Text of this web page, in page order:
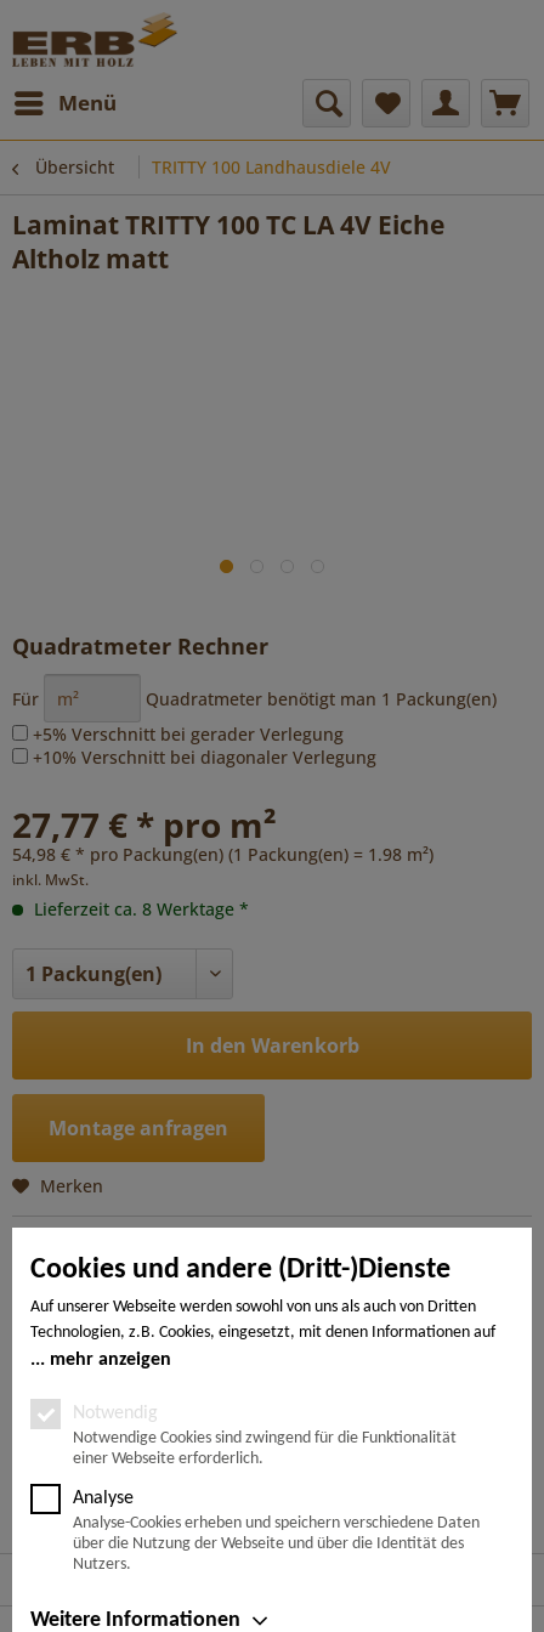
Cookies und andere (Dritt-)Dienste
Auf unserer Webseite werden sowohl von uns als auch von Dritten
Technologien, z.B. Cookies, eingesetzt, mit denen Informationen auf
Ihrem Endgerät gespeichert und/oder von Ihrem Endgerät abgerufen
Notwendige Cookies, Analyse-, Marketing- und Statistik-Cookies. Bei
den notwendigen Cookies handelt es sich um solche, die technisch
notwendig sind, um den von Ihnen gewünschten Dienst
bereitzustellen, die übrigen Cookies werden nur auf Grund einer von
Ihnen erteilten Einwilligung gesetzt. Die Einwilligung ist freiwillig.
Personen, die das 16. Lebensjahr noch nicht vollendet haben,
benötigen die Zustimmung der Sorgeberechtigten. Sie können Ihre
Sie dazu lediglich den Cookie-Banner erneut auf und ändern Sie Ihre
mehr anzeigen
Notwendig
Notwendige Cookies sind zwingend für die Funktionalität
einer Webseite erforderlich.
Analyse
Analyse-Cookies erheben und speichern verschiedene Daten
über die Nutzung der Webseite und über die Identität des
Nutzers.
Weitere Informationen
Menü
Übersicht TRITTY 100 Landhausdiele 4V
Laminat TRITTY 100 TC LA 4V Eiche
Altholz matt
Quadratmeter Rechner
Für Quadratmeter benötigt man 1 Packung(en)
+5% Verschnitt bei gerader Verlegung
+10% Verschnitt bei diagonaler Verlegung
27,77 € * pro m²
54,98 € * pro Packung(en) (1 Packung(en) = 1.98 m²)
inkl. MwSt.
Lieferzeit ca. 8 Werktage *
In den Warenkorb
Montage anfragen
Merken
Beschreibung
Jetzt wurde die TRITTY 100 um einen weiteren Aspekt
erweitert: Mit einer gemischten Verlegung...
---
Ähnliche Artikel